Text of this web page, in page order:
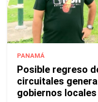
PANAMÁ
Posible regreso
circuitales
gobiernos locales